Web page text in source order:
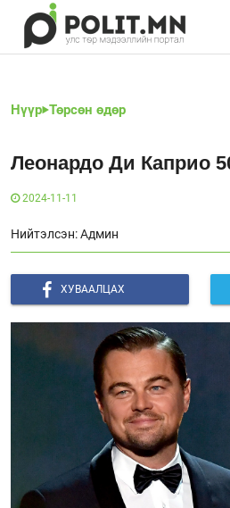
Нүүр Төрсөн өдөр
Леонардо Ди Каприо
2024-11-11
Нийтэлсэн: Админ
ХУВААЛЦАХ